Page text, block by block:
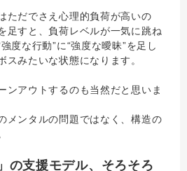
ただでさえ心理的負荷が高いの
足すと、負荷レベルが一気に跳ね
度な行動”に“強度な曖昧”を足し
スみたいな状態になります。
アウトするのも当然だと思いま
メンタルの問題ではなく、構造の
の支援モデル、そろそろ